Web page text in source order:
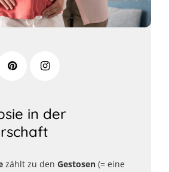
in der
zählt zu den Gestosen (= eine